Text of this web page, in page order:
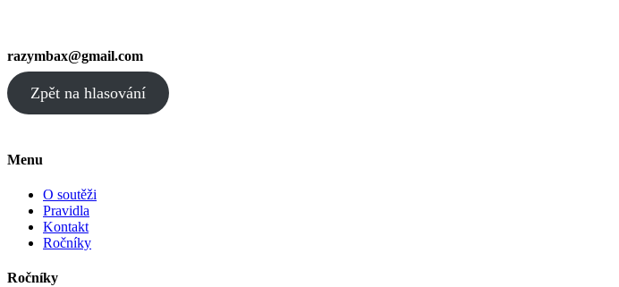
razymbax@gmail.com
Zpět na hlasování
Menu
O soutěži
Pravidla
Kontakt
Ročníky
Ročníky